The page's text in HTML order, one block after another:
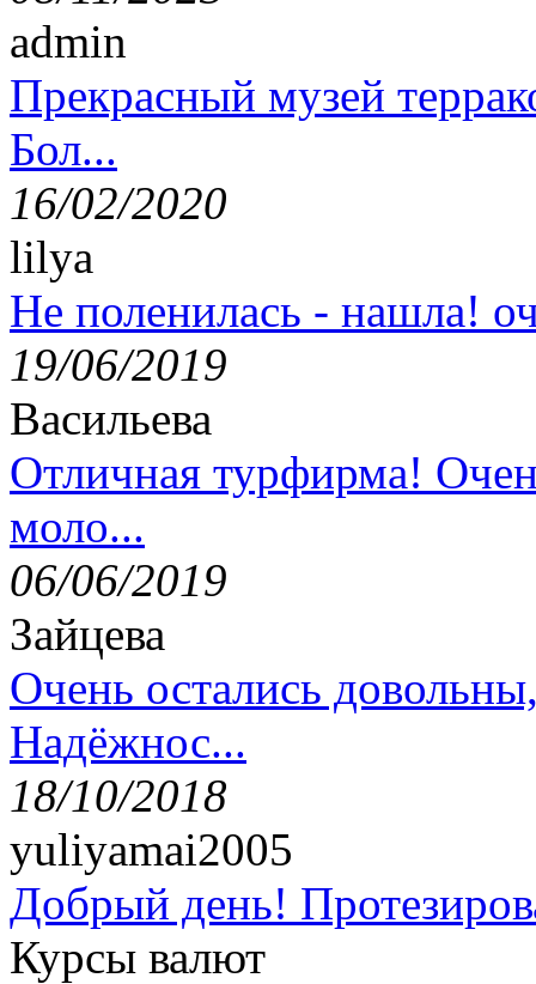
admin
Прекрасный музей
Бол...
16/02/2020
lilya
Не поленилась - нашла!
19/06/2019
Васильева
Отличная турфирма!
моло...
06/06/2019
Зайцева
Очень остались
Надёжнос...
18/10/2018
yuliyamai2005
Добрый день!
Курсы валют